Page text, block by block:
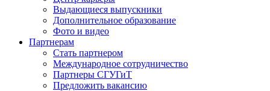
Выдающиеся выпускники
Дополнительное образование
Фото и видео
Партнерам
Стать партнером
Международное сотрудничество
Партнеры СГУГиТ
Предложить вакансию